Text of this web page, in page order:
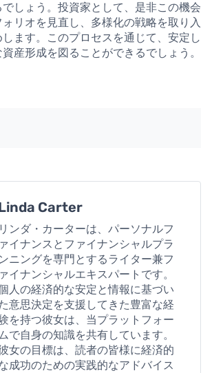
しょう。投資家として、是非この機会
リオを見直し、多様化の戦略を取り入
ます。このプロセスを通じて、安定し
産形成を図ることができるでしょう。
Carter
リンダ・カーターは、パーソナルフ
ァイナンスとファイナンシャルプラ
ンニングを専門とするライター兼フ
ァイナンシャルエキスパートです。
人の経済的な安定と情報に基づい
意思決定を支援してきた豊富な経
を持つ彼女は、当プラットフォー
で自身の知識を共有しています。
女の目標は、読者の皆様に経済的
成功のための実践的なアドバイス